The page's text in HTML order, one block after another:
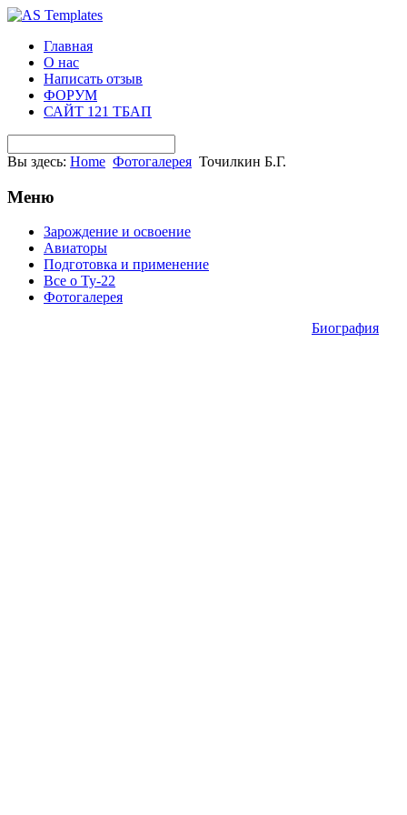
Главная
О нас
Написать отзыв
ФОРУМ
САЙТ 121 ТБАП
Вы здесь: Home Фотогалерея Точилкин Б.Г.
Меню
Зарождение и освоение
Авиаторы
Подготовка и применение
Все о Ту-22
Фотогалерея
Биография